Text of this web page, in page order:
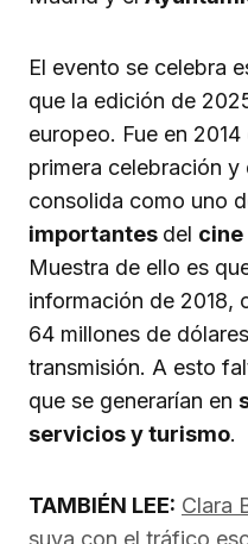
El evento se celebra
que la edición de
europeo. Fue en
primera celebración
consolida como uno
importantes del
Muestra de ello es
información de 2018,
64 millones de
transmisión. A esto
que se generarían en
servicios y turismo.
TAMBIÉN LEE: Clara